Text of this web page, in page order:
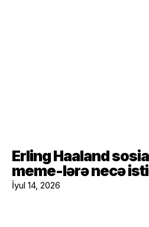
Erling Haaland
meme-lərə necə
İyul 14, 2026